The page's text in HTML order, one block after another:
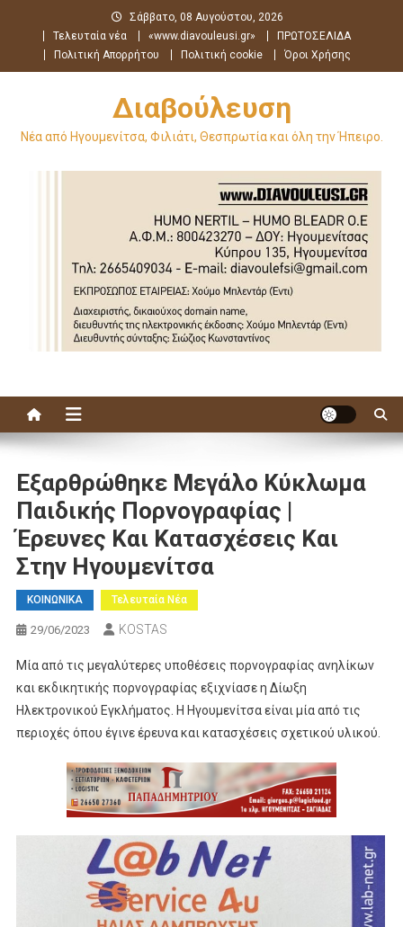
περιεχόμενο
Σάββατο, 08 Αυγούστου, 2026
Τελευταία νέα
«www.diavouleusi.gr»
ΠΡΩΤΟΣΕΛΙΔΑ
Πολιτική Απορρήτου
Πολιτική cookie Όροι Χρήσης
Διαβούλευση
Νέα από Ηγουμενίτσα, Φιλιάτι, Θεσπρωτία και όλη την Ήπειρο.
Εξαρθρώθηκε Μεγάλο Κύκλωμα
Παιδικής Πορνογραφίας |
Έρευνες Και Κατασχέσεις Και
Στην Ηγουμενίτσα
ΚΟΙΝΩΝΙΚΑ Τελευταία Νέα
29/06/2023 KOSTAS
Μία από τις μεγαλύτερες υποθέσεις πορνογραφίας ανηλίκων
και εκδικητικής πορνογραφίας εξιχνίασε η Δίωξη
Ηλεκτρονικού Εγκλήματος. Η Ηγουμενίτσα είναι μία από τις
περιοχές όπου έγινε έρευνα και κατασχέσεις σχετικού υλικού.